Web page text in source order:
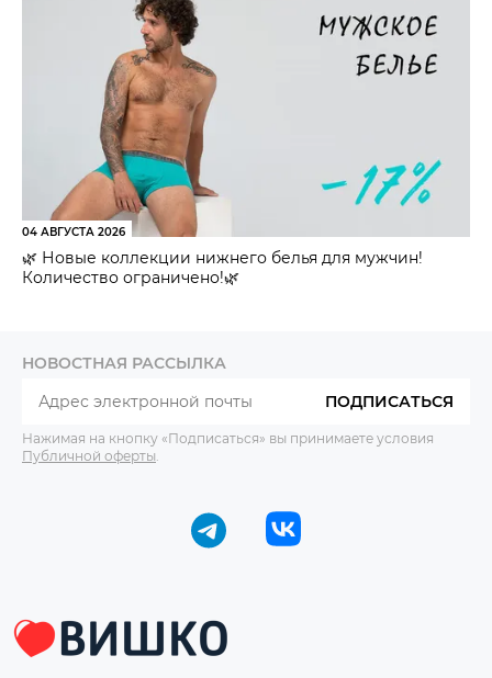
04 АВГУСТА 2026
🌿 Новые коллекции нижнего белья для мужчин!
Количество ограничено!🌿
НОВОСТНАЯ РАССЫЛКА
ПОДПИСАТЬСЯ
Нажимая на кнопку «Подписаться» вы принимаете условия
Публичной оферты